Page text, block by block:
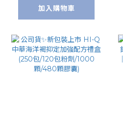
加入購物車